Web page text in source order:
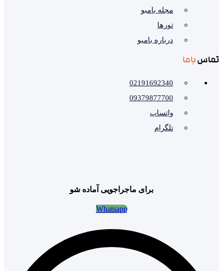
مجله بامبو
تورها
درباره بامبو
تماسباما
02191692340
09379877700
واتساپ
تلگرام
برای ماجراجویی آماده شو
Whatsapp